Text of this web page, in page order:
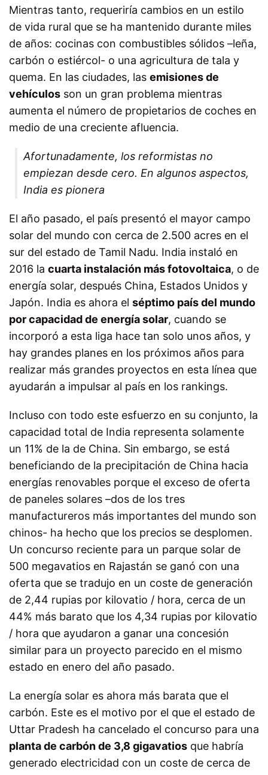
Mientras tanto, requeriría cambios en un estilo
de vida rural que se ha mantenido durante miles
de años: cocinas con combustibles sólidos –leña,
carbón o estiércol- o una agricultura de tala y
quema. En las ciudades, las emisiones de
vehículos son un gran problema mientras
aumenta el número de propietarios de coches en
medio de una creciente afluencia.
Afortunadamente, los reformistas no
empiezan desde cero. En algunos aspectos,
India es pionera
El año pasado, el país presentó el mayor campo
solar del mundo con cerca de 2.500 acres en el
sur del estado de Tamil Nadu. India instaló en
2016 la cuarta instalación más fotovoltaica, o de
energía solar, después China, Estados Unidos y
Japón. India es ahora el séptimo país del mundo
por capacidad de energía solar, cuando se
incorporó a esta liga hace tan solo unos años, y
hay grandes planes en los próximos años para
realizar más grandes proyectos en esta línea que
ayudarán a impulsar al país en los rankings.
Incluso con todo este esfuerzo en su conjunto, la
capacidad total de India representa solamente
un 11% de la de China. Sin embargo, se está
beneficiando de la precipitación de China hacia
energías renovables porque el exceso de oferta
de paneles solares –dos de los tres
manufactureros más importantes del mundo son
chinos- ha hecho que los precios se desplomen.
Un concurso reciente para un parque solar de
500 megavatios en Rajastán se ganó con una
oferta que se tradujo en un coste de generación
de 2,44 rupias por kilovatio / hora, cerca de un
44% más barato que los 4,34 rupias por kilovatio
/ hora que ayudaron a ganar una concesión
similar para un proyecto parecido en el mismo
estado en enero del año pasado.
La energía solar es ahora más barata que el
carbón. Este es el motivo por el que el estado de
Uttar Pradesh ha cancelado el concurso para una
planta de carbón de 3,8 gigavatios que habría
generado electricidad con un coste de cerca de